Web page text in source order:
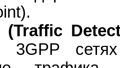
).
(Traffic
3GPP